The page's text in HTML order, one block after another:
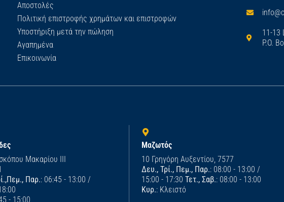
Αποστολές
Πολιτική επιστροφής χρημάτων και επιστροφών
Υποστήριξη μετά την πώληση
Αγαπημένα
Επικοινωνία
11-13
P.O.
Μακαρίου ΙΙΙ
Παρ.: 06:45 - 13:00 /
- 15:00
Μαζωτός
10 Γρηγόρη Αυξεντίου, 7577
Δευ., Τρί., Πεμ., Παρ.: 08:00 - 13:00 /
15:00 - 17:30 Τετ., Σαβ.: 08:00 - 13:00
Κυρ.: Κλειστό